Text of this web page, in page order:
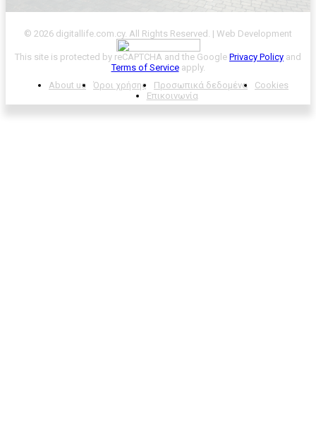
© 2026 digitallife.com.cy. All Rights Reserved. | Web Development
This site is protected by reCAPTCHA and the Google Privacy Policy and
Terms of Serviceapply.
About us
Όροι χρήσης Προσωπικά δεδομένα
Cookies
Επικοινωνία